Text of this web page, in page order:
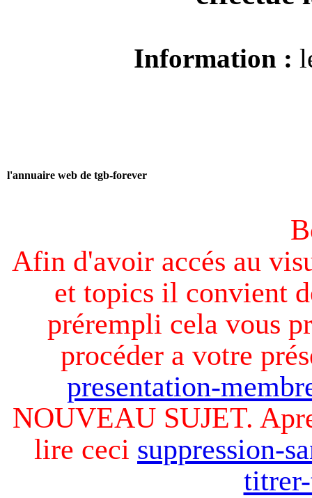
Information :
l'annuaire web de tgb-forever
Afin d'avoir accés au
et topics il convient
prérempli cela vous
procéder a votre
presentation-
NOUVEAU SUJET.
lire ceci suppression-